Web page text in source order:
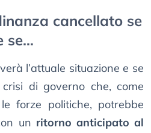
cancellato se
se…
l’attuale situazione e se
di governo che, come
forze politiche, potrebbe
un ritorno anticipato al